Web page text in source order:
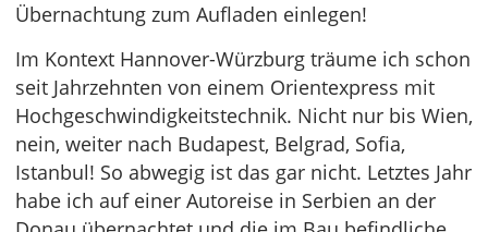
Übernachtung zum Aufladen einlegen!
Im Kontext Hannover-Würzburg träume ich schon
seit Jahrzehnten von einem Orientexpress mit
Hochgeschwindigkeitstechnik. Nicht nur bis Wien,
nein, weiter nach Budapest, Belgrad, Sofia,
Istanbul! So abwegig ist das gar nicht. Letztes Jahr
habe ich auf einer Autoreise in Serbien an der